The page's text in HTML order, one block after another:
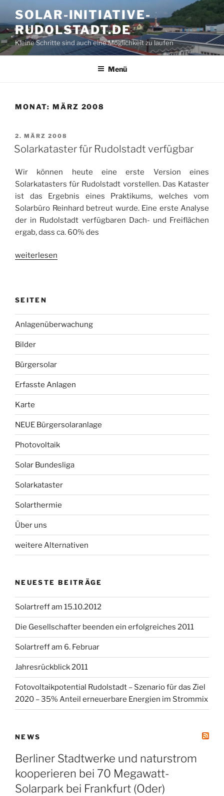
Inhalt
springen
SOLAR-INITIATIVE-
RUDOLSTADT.DE
Kleine Schritte sind auch eine Möglichkeit zu laufen
Menü
MONAT: MÄRZ 2008
VERÖFFENTLICHT
AM
2. MÄRZ 2008
Solarkataster für Rudolstadt verfügbar
Wir können heute eine erste Version eines
Solarkatasters für Rudolstadt vorstellen. Das Kataster
ist das Ergebnis eines Praktikums, welches vom
Solarbüro Reinhard betreut wurde. Eine erste Analyse
der in Rudolstadt verfügbaren Dach- und Freiflächen
ergab, dass ca. 60% des
„Solarkataster
weiterlesen
SEITEN
Anlagenüberwachung
Bilder
Bürgersolar
Erfasste Anlagen
Karte
NEUE Bürgersolaranlage
Photovoltaik
Solar Bundesliga
Solarkataster
Solarthermie
Über uns
weitere Alternativen
NEUESTE BEITRÄGE
Solartreff am 15.10.2012
Die Gesellschafter beenden ein erfolgreiches 2011
Solartreff am 6. Februar
Jahresrückblick 2011
Fotovoltaikpotential Rudolstadt – Szenario für das Ziel
2020 – 35% Anteil erneuerbare Energien im Strommix
NEWS
Berliner Stadtwerke und naturstrom
kooperieren bei 70 Megawatt-
Solarpark bei Frankfurt (Oder)